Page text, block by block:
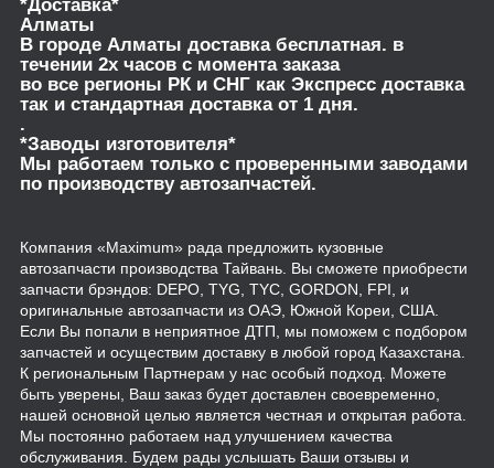
*Доставка*
Алматы
В городе Алматы доставка бесплатная. в
течении 2х часов с момента заказа
во все регионы РК и СНГ как Экспресс доставка
так и стандартная доставка от 1 дня.
.
*Заводы изготовителя*
Мы работаем только с проверенными заводами
по производству автозапчастей.
Компания «Maximum» рада предложить кузовные
автозапчасти производства Тайвань. Вы сможете приобрести
запчасти брэндов: DEPO, TYG, TYC, GORDON, FPI, и
оригинальные автозапчасти из ОАЭ, Южной Кореи, США.
Если Вы попали в неприятное ДТП, мы поможем с подбором
запчастей и осуществим доставку в любой город Казахстана.
К региональным Партнерам у нас особый подход. Можете
быть уверены, Ваш заказ будет доставлен своевременно,
нашей основной целью является честная и открытая работа.
Мы постоянно работаем над улучшением качества
обслуживания. Будем рады услышать Ваши отзывы и